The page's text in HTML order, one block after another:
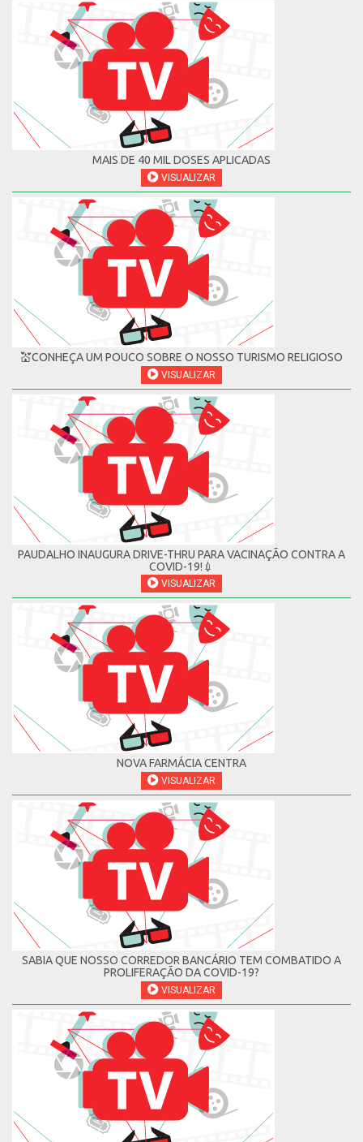
MAIS DE 40 MIL DOSES APLICADAS
VISUALIZAR
💒CONHEÇA UM POUCO SOBRE O NOSSO TURISMO RELIGIOSO
VISUALIZAR
PAUDALHO INAUGURA DRIVE-THRU PARA VACINAÇÃO CONTRA A
COVID-19!💉
VISUALIZAR
NOVA FARMÁCIA CENTRA
VISUALIZAR
SABIA QUE NOSSO CORREDOR BANCÁRIO TEM COMBATIDO A
PROLIFERAÇÃO DA COVID-19?
VISUALIZAR